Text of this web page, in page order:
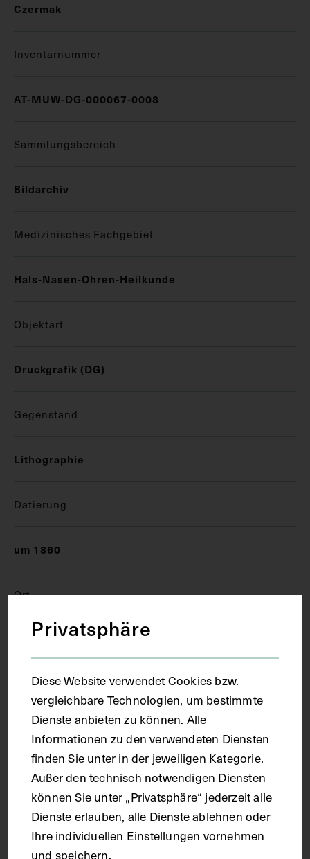
Czermak
Inventarnummer
AT-MUW-DG-000067-0008
Sammlungsbereich
Bildarchiv
Medizinisches Fachgebiet
Hals-Nasen-Ohren-Heilkunde
Objektart
Druckgrafik (DG)
Gegenstand
Lithographie
Datierung
um 1860
Ort
Leipzig
Material
Papier
Technik
Druck
Privatsphäre
Diese Website verwendet Cookies bzw.
vergleichbare Technologien, um bestimmte
Dienste anbieten zu können. Alle
Informationen zu den verwendeten Diensten
finden Sie unter in der jeweiligen Kategorie.
Außer den technisch notwendigen Diensten
können Sie unter „Privatsphäre“ jederzeit alle
Dienste erlauben, alle Dienste ablehnen oder
Ihre individuellen Einstellungen vornehmen
und speichern.